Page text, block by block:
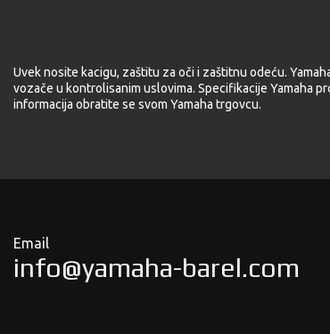
Uvek nosite kacigu, zaštitu za oči i zaštitnu odeću.
vozače u kontrolisanim uslovima. Specifikacije Yamaha
informacija obratite se svom Yamaha trgovcu.
Email
info@yamaha-barel.com